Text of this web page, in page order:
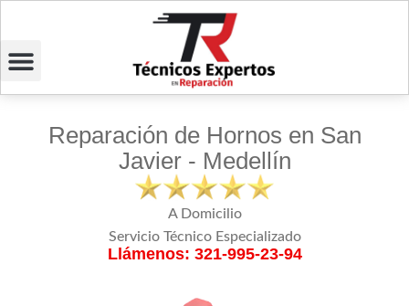
Reparación de Hornos en San
Javier - Medellín
A Domicilio
Servicio Técnico Especializado
Llámenos: 321-995-23-94